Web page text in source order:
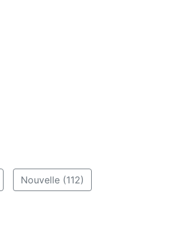
Nouvelle (112)